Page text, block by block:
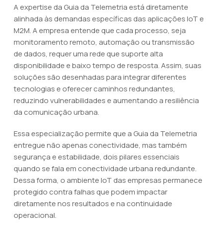
A expertise da Guia da Telemetria está diretamente
alinhada às demandas específicas das aplicações IoT e
M2M. A empresa entende que cada processo, seja
monitoramento remoto, automação ou transmissão
de dados, requer uma rede que suporte alta
disponibilidade e baixo tempo de resposta. Assim, suas
soluções são desenhadas para integrar diferentes
tecnologias e oferecer caminhos redundantes,
reduzindo vulnerabilidades e aumentando a resiliência
da comunicação urbana.
Essa especialização permite que a Guia da Telemetria
entregue não apenas conectividade, mas também
segurança e estabilidade, dois pilares essenciais
quando se fala em conectividade urbana redundante.
Dessa forma, o ambiente IoT das empresas permanece
protegido contra falhas que podem impactar
diretamente nos resultados e na continuidade
operacional.